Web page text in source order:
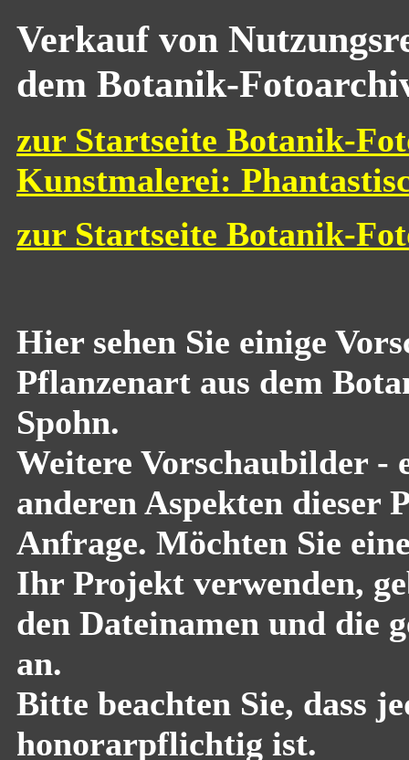
Verkauf von
dem Botanik-
zur Startseite Botanik-
Kunstmalerei:
zur Startseite Botanik-
Hier sehen Sie einige
Pflanzenart aus dem
Spohn.
Weitere Vorschaubilder -
anderen Aspekten dieser
Anfrage. Möchten Sie
Ihr Projekt verwenden,
den Dateinamen und die
an.
Bitte beachten Sie, dass
honorarpflichtig ist.